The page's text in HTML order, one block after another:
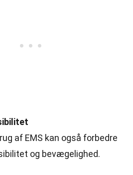
af EMS kan også forbedre
og bevægelighed.